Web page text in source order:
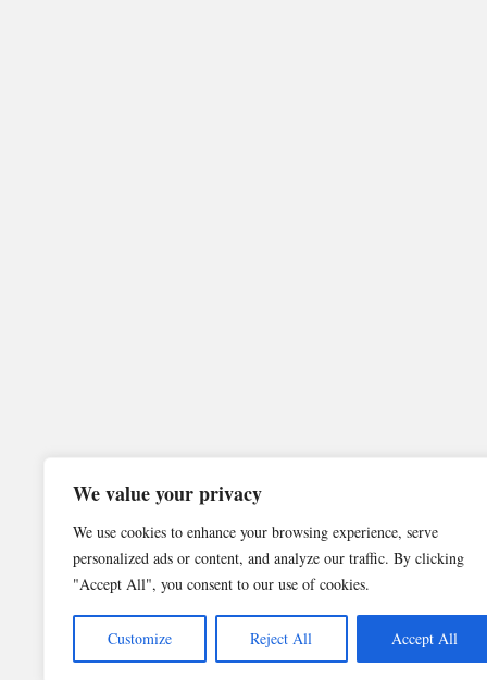
We value your privacy
We use cookies to enhance your browsing experience, serve
personalized ads or content, and analyze our traffic. By clicking
"Accept All", you consent to our use of cookies.
Customize Reject All Accept All